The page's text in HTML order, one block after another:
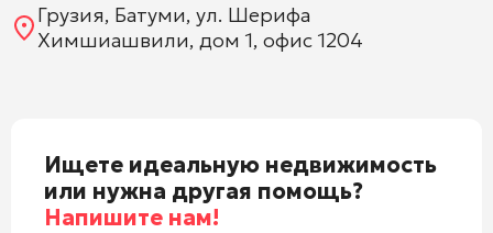
Грузия, Батуми, ул. Шерифа
Химшиашвили, дом 1, офис 1204
Ищете идеальную недвижимость
или нужна другая помощь?
Напишите нам!